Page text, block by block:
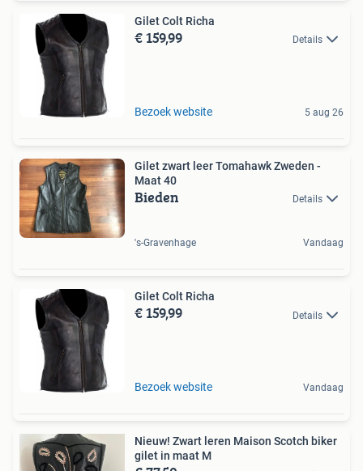
Gilet Colt Richa
€ 159,99 Details
Bezoek website 5 aug 26
Gilet zwart leer Tomahawk Zweden -
Maat 40
Bieden Details
's-Gravenhage Vandaag
Gilet Colt Richa
€ 159,99 Details
Bezoek website Vandaag
Nieuw! Zwart leren Maison Scotch biker
gilet in maat M